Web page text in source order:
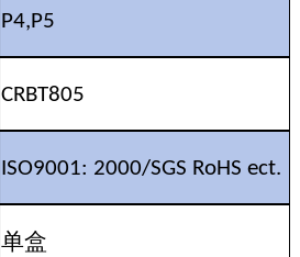
P4,P5
CRBT805
ISO9001: 2000/SGS RoHS ect.
单盒